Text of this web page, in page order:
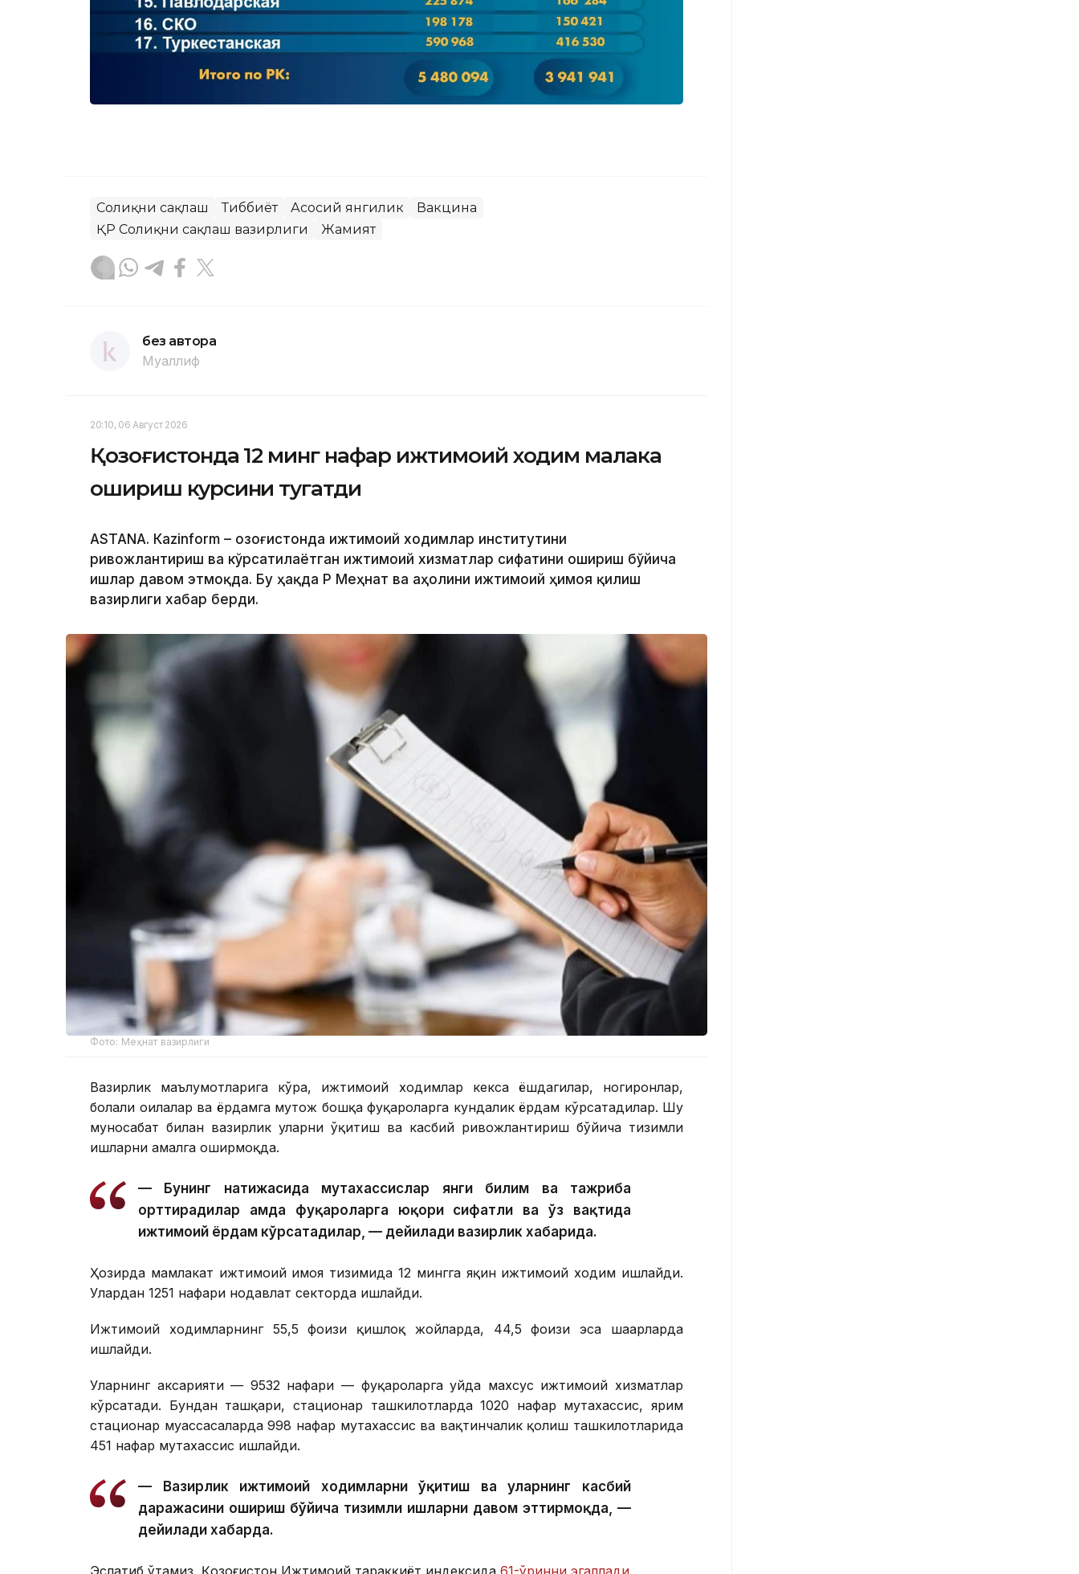
Соғлиқни сақлаш Тиббиёт Асосий янгилик
Вакцина
ҚР Соғлиқни сақлаш вазирлиги
Жамият
без автора
Муаллиф
20:10, 06 Август 2026
Қозоғистонда 12 минг нафар ижтимоий ходим малака
ошириш курсини тугатди
ASTANА. Кazinform – Қозоғистонда ижтимоий ходимлар институтини
ривожлантириш ва кўрсатилаётган ижтимоий хизматлар сифатини ошириш бўйича
ишлар давом этмоқда. Бу ҳақда ҚР Меҳнат ва аҳолини ижтимоий ҳимоя қилиш
вазирлиги хабар берди.
Фото: Меҳнат вазирлиги
Вазирлик маълумотларига кўра, ижтимоий ходимлар кекса ёшдагилар, ногиронлар,
болали оилалар ва ёрдамга муҳтож бошқа фуқароларга кундалик ёрдам кўрсатадилар. Шу
муносабат билан вазирлик уларни ўқитиш ва касбий ривожлантириш бўйича тизимли
ишларни амалга оширмоқда.
— Бунинг натижасида мутахассислар янги билим ва тажриба
орттирадилар ҳамда фуқароларга юқори сифатли ва ўз вақтида
ижтимоий ёрдам кўрсатадилар, — дейилади вазирлик хабарида.
Ҳозирда мамлакат ижтимоий ҳимоя тизимида 12 мингга яқин ижтимоий ходим ишлайди.
Улардан 1251 нафари нодавлат секторда ишлайди.
Ижтимоий ходимларнинг 55,5 фоизи қишлоқ жойларда, 44,5 фоизи эса шаҳарларда
ишлайди.
Уларнинг аксарияти — 9532 нафари — фуқароларга уйда махсус ижтимоий хизматлар
кўрсатади. Бундан ташқари, стационар ташкилотларда 1020 нафар мутахассис, ярим
стационар муассасаларда 998 нафар мутахассис ва вақтинчалик қолиш ташкилотларида
451 нафар мутахассис ишлайди.
— Вазирлик ижтимоий ходимларни ўқитиш ва уларнинг касбий
даражасини ошириш бўйича тизимли ишларни давом эттирмоқда, —
дейилади хабарда.
Эслатиб ўтамиз, Қозоғистон Ижтимоий тараққиёт индексида 61-ўринни эгаллади